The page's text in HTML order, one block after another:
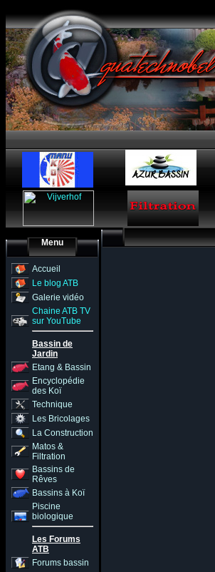
Menu
Accueil
Le blog ATB
Galerie vidéo
Chaine ATB TV
sur YouTube
Bassin de
Jardin
Etang & Bassin
Encyclopédie
des Koï
Technique
Les Bricolages
La Construction
Matos &
Filtration
Bassins de
Rêves
Bassins à Koï
Piscine
biologique
Les Forums
ATB
Forums bassin